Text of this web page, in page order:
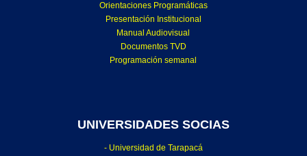
Orientaciones Programáticas
Presentación Institucional
Manual Audiovisual
Documentos TVD
Programación semanal
UNIVERSIDADES SOCIAS
- Universidad de Tarapacá